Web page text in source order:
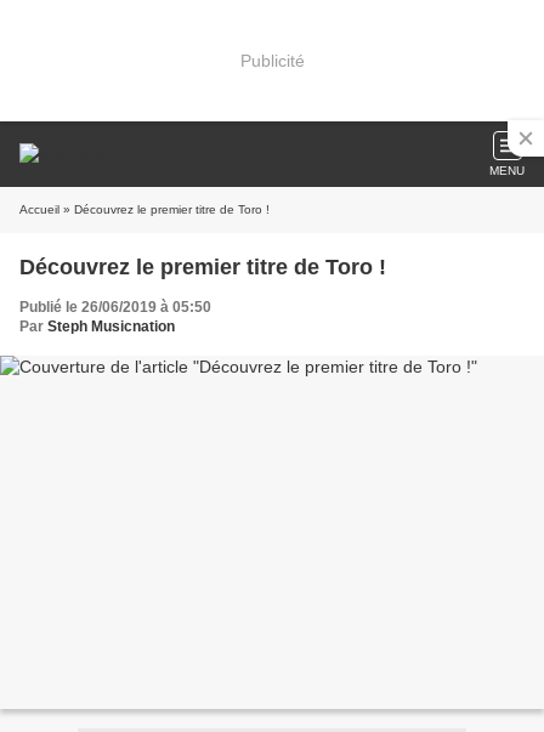
Publicité
MENU
Accueil » Découvrez le premier titre de Toro !
Découvrez le premier titre de Toro !
Publié le 26/06/2019 à 05:50
Par Steph Musicnation